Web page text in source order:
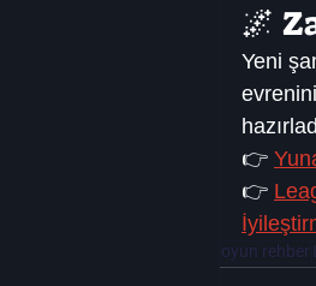
🌌
Yeni
👉
👉
oyun rehber